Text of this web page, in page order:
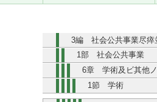
3編 社会公共事業尽瘁
1部 社会公共事業
6章 学術及ビ其他
1節 学術